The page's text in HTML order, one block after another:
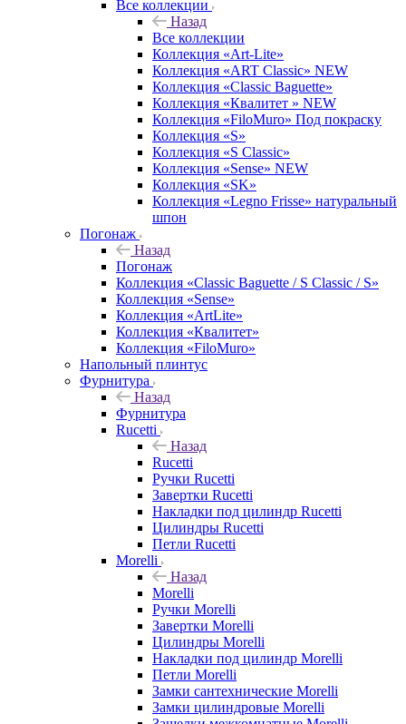
Все коллекции
Назад
Все коллекции
Коллекция «Art-Lite»
Коллекция «ART Classic» NEW
Коллекция «Classic Baguette»
Коллекция «Квалитет » NEW
Коллекция «FiloMuro» Под покраску
Коллекция «S»
Коллекция «S Classic»
Коллекция «Sense» NEW
Коллекция «SK»
Коллекция «Legno Frisse» натуральный
шпон
Погонаж
Назад
Погонаж
Коллекция «Classic Baguette / S Classic / S»
Коллекция «Sense»
Коллекция «ArtLite»
Коллекция «Квалитет»
Коллекция «FiloMuro»
Напольный плинтус
Фурнитура
Назад
Фурнитура
Rucetti
Назад
Rucetti
Ручки Rucetti
Завертки Rucetti
Накладки под цилиндр Rucetti
Цилиндры Rucetti
Петли Rucetti
Morelli
Назад
Morelli
Ручки Morelli
Завертки Morelli
Цилиндры Morelli
Накладки под цилиндр Morelli
Петли Morelli
Замки сантехнические Morelli
Замки цилиндровые Morelli